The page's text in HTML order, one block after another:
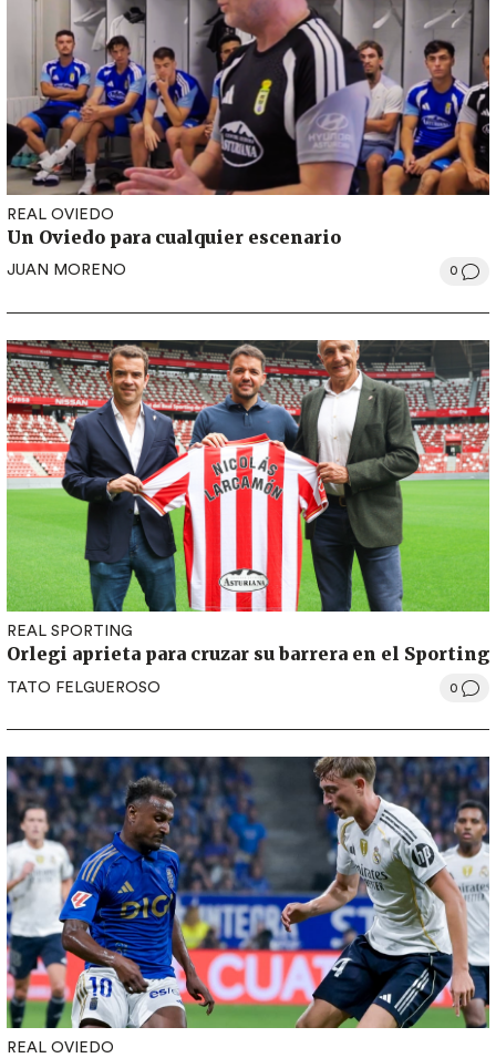
REAL OVIEDO
Un Oviedo para cualquier escenario
JUAN MORENO 0
REAL SPORTING
Orlegi aprieta para cruzar su barrera en el Sporting
TATO FELGUEROSO 0
REAL OVIEDO